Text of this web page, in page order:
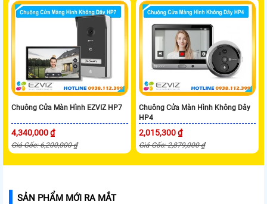
Chuông Cửa Màn Hình EZVIZ HP7
4,340,000 ₫
Giá Gốc: 6,200,000 ₫
Chuông Cửa Màn Hình Không Dây
HP4
2,015,300 ₫
Giá Gốc: 2,879,000 ₫
SẢN PHẨM MỚI RA MẮT